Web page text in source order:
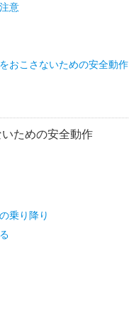
意
おこさないための安全動作
ための安全動作
乗り降り